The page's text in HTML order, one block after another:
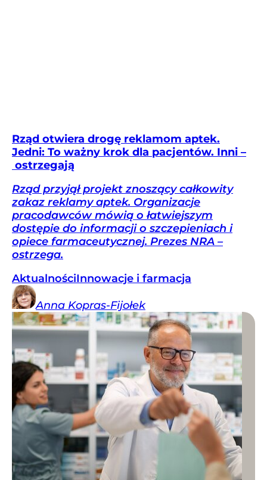
Rząd otwiera drogę reklamom aptek.
Jedni: To ważny krok dla pacjentów. Inni –
ostrzegają
Rząd przyjął projekt znoszący całkowity
zakaz reklamy aptek. Organizacje
pracodawców mówią o łatwiejszym
dostępie do informacji o szczepieniach i
opiece farmaceutycznej. Prezes NRA –
ostrzega.
AktualnościInnowacje i farmacja
Anna Kopras-Fijołek